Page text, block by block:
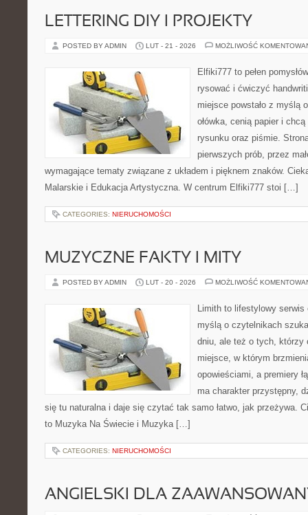
LETTERING DIY I PROJEKTY
POSTED BY ADMIN LUT - 21 - 2026 MOŻLIWOŚĆ
Elfiki777 to pełen
rysować i ćwiczyć
miejsce powstało z myślą
ołówka, cenią papier i
rysunku oraz piśmie.
pierwszych prób, przez
wymagające tematy związane z układem i pięknem znaków.
Malarskie i Edukacja Artystyczna. W centrum Elfiki777 stoi […]
CATEGORIES: NIERUCHOMOŚCI
MUZYCZNE FAKTY I MITY
POSTED BY ADMIN LUT - 20 - 2026 MOŻLIWOŚĆ
Limith to lifestylowy
myślą o czytelnikach
dniu, ale też o tych, którzy
miejsce, w którym
opowieściami, a premiery
ma charakter przystępny,
się tu naturalna i daje się czytać tak samo łatwo, jak przeżywa.
to Muzyka Na Świecie i Muzyka […]
CATEGORIES: NIERUCHOMOŚCI
ANGIELSKI DLA